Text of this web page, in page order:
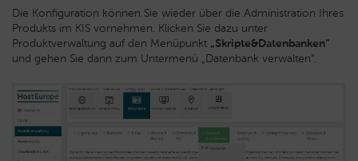
Die Konfiguration können Sie wieder über die Administration Ihres
Produkts im KIS vornehmen. Klicken Sie dazu unter
Produktverwaltung auf den Menüpunkt „Skripte&Datenbanken“
und gehen Sie dann zum Untermenü „Datenbank verwalten“.